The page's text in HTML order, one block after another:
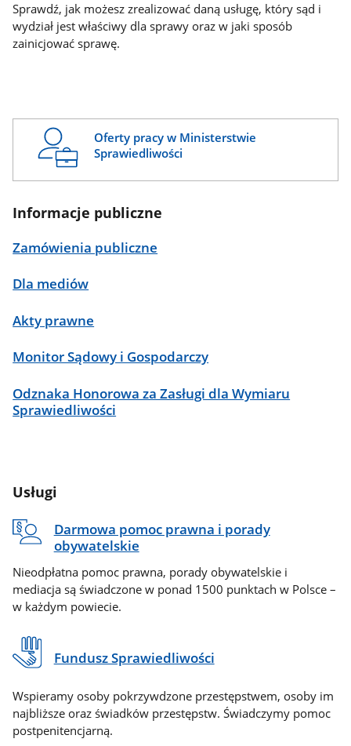
Sprawdź, jak możesz zrealizować daną usługę, który sąd i
wydział jest właściwy dla sprawy oraz w jaki sposób
zainicjować sprawę.
Oferty pracy w Ministerstwie
Sprawiedliwości
Informacje publiczne
Zamówienia publiczne
Dla mediów
Akty prawne
Monitor Sądowy i Gospodarczy
Odznaka Honorowa za Zasługi dla Wymiaru
Sprawiedliwości
Usługi
Darmowa pomoc prawna i porady
obywatelskie
Nieodpłatna pomoc prawna, porady obywatelskie i
mediacja są świadczone w ponad 1500 punktach w Polsce –
w każdym powiecie.
Fundusz Sprawiedliwości
Wspieramy osoby pokrzywdzone przestępstwem, osoby im
najbliższe oraz świadków przestępstw. Świadczymy pomoc
postpenitencjarną.